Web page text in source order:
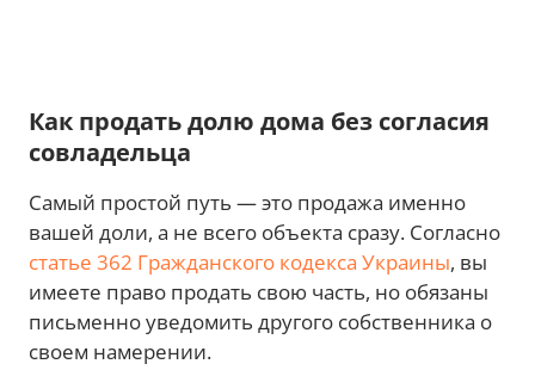
Как продать долю дома без согласия
совладельца
Самый простой путь — это продажа именно
вашей доли, а не всего объекта сразу. Согласно
статье 362 Гражданского кодекса Украины, вы
имеете право продать свою часть, но обязаны
письменно уведомить другого собственника о
своем намерении.